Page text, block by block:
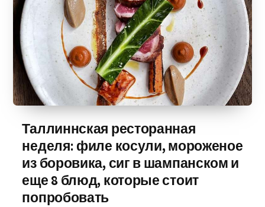
Таллиннская ресторанная
неделя: филе косули, мороженое
из боровика, сиг в шампанском и
еще 8 блюд, которые стоит
попробовать